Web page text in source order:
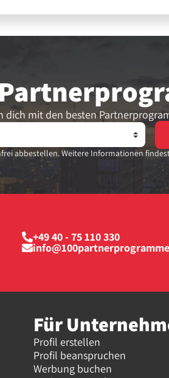
mit den besten
abbestellen. Weitere Informationen
+49 40 - 75 110 330
Für
Profil erstellen
Profil beanspruchen
Werbung buchen